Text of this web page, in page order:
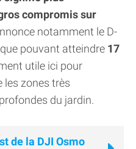
compromis sur
notamment le D-
pouvant atteindre 17
utile ici pour
les zones très
du jardin.
de la DJI Osmo